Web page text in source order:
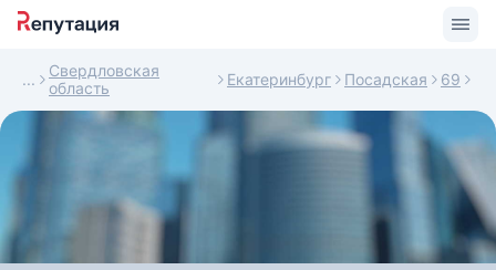
Свердловская
область
Екатеринбург Посадская 69